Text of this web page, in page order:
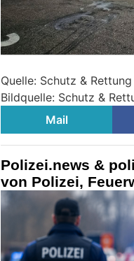
Quelle: Schutz &
Bildquelle: Schutz &
Mail
Polizei.news &
von Polizei,